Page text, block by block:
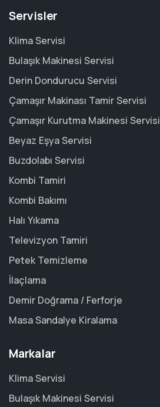
Servisler
Klima Servisi
Bulaşık Makinesi Servisi
Derin Dondurucu Servisi
Çamaşır Makinası Tamir Servisi
Çamaşır Kurutma Makinesi Servisi
Beyaz Eşya Servisi
Buzdolabı Servisi
Kombi Tamiri
Kombi Bakımı
Halı Yıkama
Televizyon Tamiri
Petek Temizleme
İlaçlama
Demir Doğrama / Ferforje
Masa Sandalye Kiralama
Markalar
Klima Servisi
Bulaşık Makinesi Servisi